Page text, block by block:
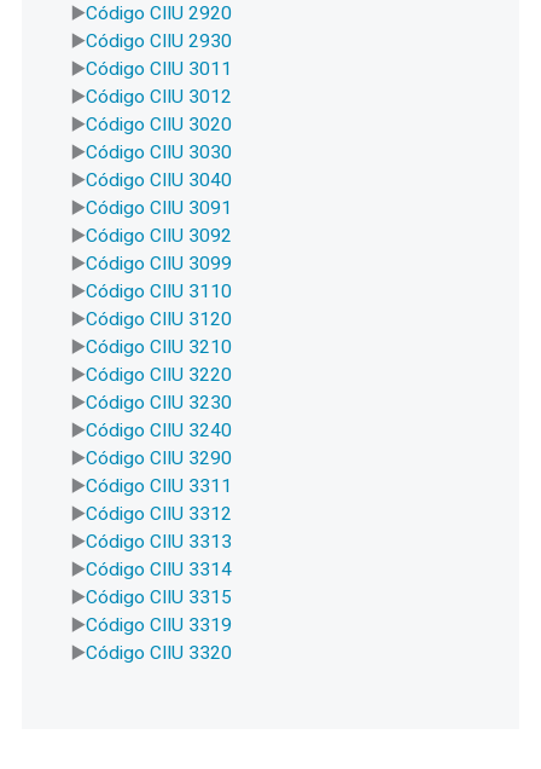
Código CIIU 2920
Código CIIU 2930
Código CIIU 3011
Código CIIU 3012
Código CIIU 3020
Código CIIU 3030
Código CIIU 3040
Código CIIU 3091
Código CIIU 3092
Código CIIU 3099
Código CIIU 3110
Código CIIU 3120
Código CIIU 3210
Código CIIU 3220
Código CIIU 3230
Código CIIU 3240
Código CIIU 3290
Código CIIU 3311
Código CIIU 3312
Código CIIU 3313
Código CIIU 3314
Código CIIU 3315
Código CIIU 3319
Código CIIU 3320